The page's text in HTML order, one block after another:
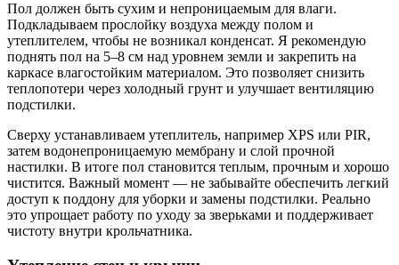
Пол должен быть сухим и непроницаемым для влаги.
Подкладываем прослойку воздуха между полом и
утеплителем, чтобы не возникал конденсат. Я рекомендую
поднять пол на 5–8 см над уровнем земли и закрепить на
каркасе влагостойким материалом. Это позволяет снизить
теплопотери через холодный грунт и улучшает вентиляцию
подстилки.
Сверху устанавливаем утеплитель, например XPS или PIR,
затем водонепроницаемую мембрану и слой прочной
настилки. В итоге пол становится теплым, прочным и хорошо
чистится. Важный момент — не забывайте обеспечить легкий
доступ к поддону для уборки и замены подстилки. Реально
это упрощает работу по уходу за зверьками и поддерживает
чистоту внутри крольчатника.